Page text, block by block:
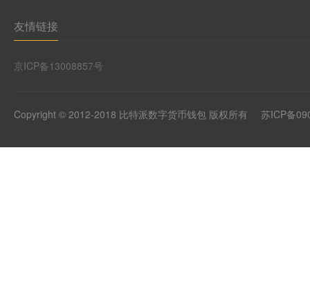
友情链接
京ICP备13008857号
Copyright © 2012-2018 比特派数字货币钱包 版权所有 苏ICP备